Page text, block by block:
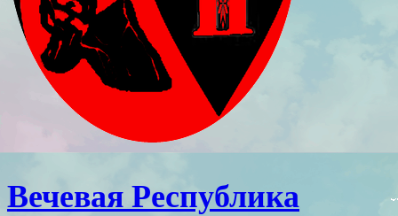
Вечевая Республика